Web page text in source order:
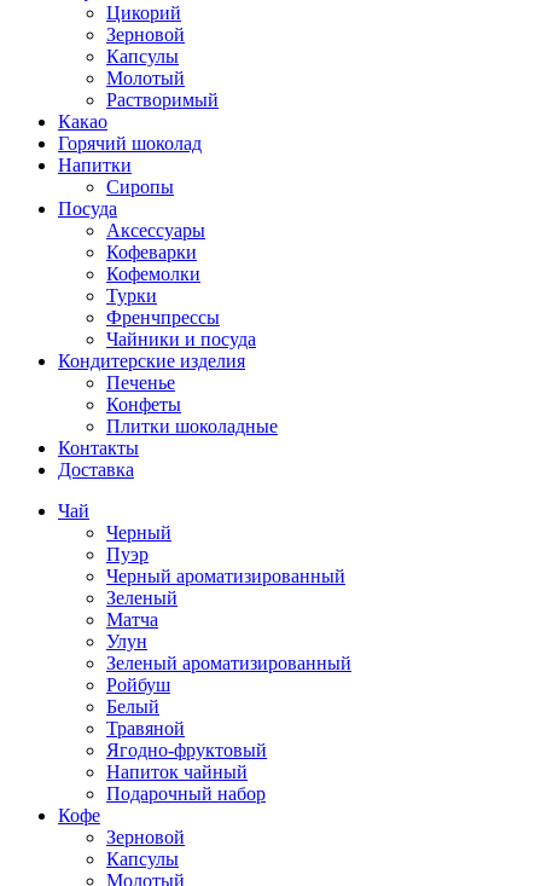
Цикорий
Зерновой
Капсулы
Молотый
Растворимый
Какао
Горячий шоколад
Напитки
Сиропы
Посуда
Аксессуары
Кофеварки
Кофемолки
Турки
Френчпрессы
Чайники и посуда
Кондитерские изделия
Печенье
Конфеты
Плитки шоколадные
Контакты
Доставка
Чай
Черный
Пуэр
Черный ароматизированный
Зеленый
Матча
Улун
Зеленый ароматизированный
Ройбуш
Белый
Травяной
Ягодно-фруктовый
Напиток чайный
Подарочный набор
Кофе
Зерновой
Капсулы
Молотый